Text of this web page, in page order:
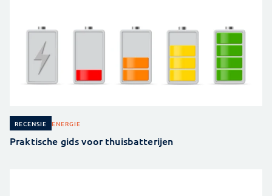
RECENSIE ENERGIE
Praktische gids voor thuisbatterijen